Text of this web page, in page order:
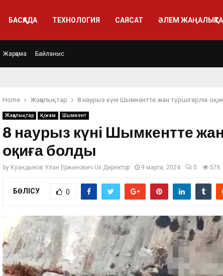
БАСҚАДА ТЕХНОЛОГИЯ САЯСАТ ӘЛЕМ
Жарңама Байланыс
Home Жаңалықтар 8 наурыз күні Шымкентте жан түршігерлік
Жаңалықтар Қоғам Шымкент
8 наурыз күні Шымкентте жан
оқиға болды
by Куандыков Улан Ержанович Ux Директор 9 марта, 2024 0 576
БӨЛІСУ 0